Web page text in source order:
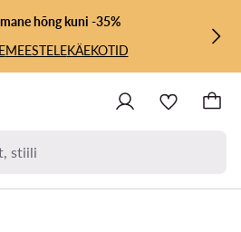
hõng kuni -35%
MEESTELEKÄEKOTID
stiili